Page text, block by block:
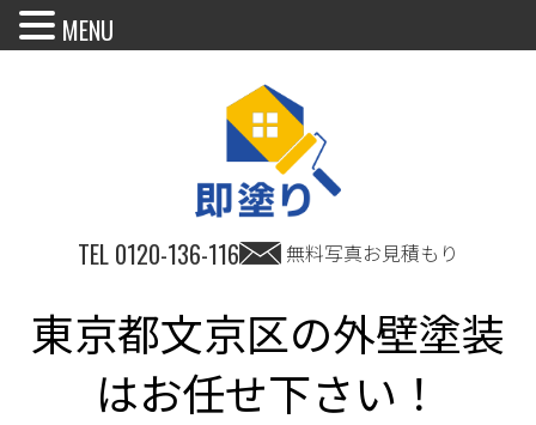
TEL 0120-136-116 無料写真お見積もり
東京都文京区の外壁塗装
はお任せ下さい！
MENU